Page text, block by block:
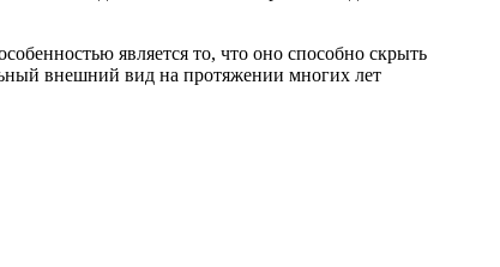
является то, что оно способно скрыть
внешний вид на протяжении многих лет